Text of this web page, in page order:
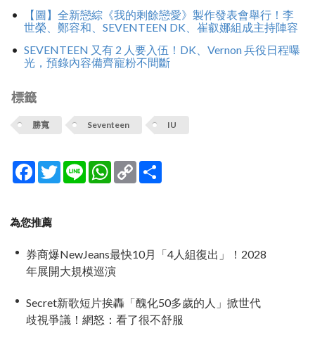
【圖】全新戀綜《我的剩餘戀愛》製作發表會舉行！李
世榮、鄭容和、SEVENTEEN DK、崔叡娜組成主持陣容
SEVENTEEN 又有 2 人要入伍！DK、Vernon 兵役日程曝
光，預錄內容備齊寵粉不間斷
標籤
勝寬 Seventeen IU
Facebook
TwitterLine WhatsApp
Copy
Link
為您推薦
券商爆NewJeans最快10月「4人組復出」！2028
年展開大規模巡演
Secret新歌短片挨轟「醜化50多歲的人」掀世代
歧視爭議！網怒：看了很不舒服